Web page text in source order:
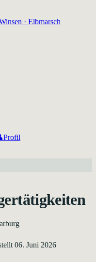
· Elbmarsch
Profil
06. Juni 2026